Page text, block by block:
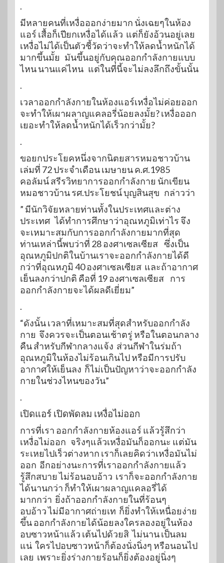
.
มีหลายคนที่เหงื่อออกง่ายมาก นั่งเฉยๆในห้อง
แอร์ เสื้อก็เปียกเหงื่อได้แล้ว แต่ก็ยังอ้วนอยู่เลย
เหงื่อไม่ได้เป็นตัวชี้วัดว่าจะทำให้ลดน้ำหนักได้
มากขึ้นมั้ย มันขึ้นอยู่กับคุณออกกำลังกายแบบ
ไหน นานแค่ไหน แต่ในที่นี้จะไม่ลงลึกถึงขั้นนั้น
.
เวลาออกกำลังกายในห้องแอร์เหงื่อไม่ค่อยออก
จะทำให้เผาผลาญแคลอรี่น้อยลงมั้ย? เหงื่อออก
เยอะทำให้ลดน้ำหนักได้เร็วกว่ามั้ย?
.
ขอยกประโยคหนึ่งจากนิตยสารหมอชาวบ้าน
เล่มที่ 72ประจำเดือนเมษายน ค.ศ.1985
คอลัมน์สรีรวิทยาการออกกำลังกาย นักเขียน
หมอชาวบ้านรศ.ประโยชน์ บุญสินสุข กล่าวว่า
” มีนักวิจัยหลายท่านทั้งในประเทศและต่าง
ประเทศ ได้ทำการศึกษาว่าอุณหภูมิเท่าไร จึง
จะเหมาะสมกับการออกกำลังกายมากที่สุด
ท่านเหล่านี้พบว่าที่ 28 องศาเซลเซียส ซึ่งเป็น
อุณหภูมิปกติในบ้านเราจะออกกำลังกายได้ดี
กว่าที่อุณหภูมิ 40 องศาเซลเซียส และถ้าอากาศ
เย็นลงกว่าปกติ คือที่ 19 องศาเซลเซียส การ
ออกกำลังกายจะได้ผลดีเยี่ยม”
.
“ดังนั้น เวลาที่เหมาะสมที่สุดสำหรับออกกำลัง
กาย จึงควรจะเป็นตอนเช้าตรู่ หรือในตอนกลาง
คืน สำหรับกีฬากลางแจ้ง ส่วนกีฬาในร่มถ้า
อุณหภูมิในห้องไม่ร้อนเกินไป หรือมีการปรับ
อากาศให้เย็นลง ก็ไม่เป็นปัญหาว่าจะออกกำลัง
กายในช่วงไหนของวัน”
.
เปิดแอร์ เปิดพัดลม เหงื่อไม่ออก
การที่เรา ออกกำลังกายห้องแอร์ แล้วรู้สึกว่า
เหงื่อไม่ออก จริงๆแล้วเหงื่อมันก็ออกนะ แต่มัน
ระเหยไปเร็วต่างหาก เราก็เลยคิดว่าเหงื่อมันไม่
ออก อีกอย่างนะการที่เราออกกำลังกายแล้ว
รู้สึกสบาย ไม่ร้อนอบอ้าว เราก็จะออกกำลังกาย
ได้นานกว่า ก็ทำให้เผาผลาญแคลอรี่ได้
มากกว่า ยิ่งถ้าออกกำลังกายในที่ร้อนๆ
อบอ้าว ไม่มีอากาศถ่ายเท ก็ยิ่งทำให้เหนื่อยง่าย
ขึ้น ออกกำลังกายได้น้อยลงใครลองอยู่ในห้อง
อบซาวหน้าแล้ว เต้นไปด้วยสิ ไม่นาน เป็นลม
แน่ ใครไปอบซาวหน้าก็ต้องนั่งนิ่งๆ หรือนอนไป
เลย เพราะยิ่งร่างกายร้อนก็ยิ่งต้องอยู่นิ่งๆ